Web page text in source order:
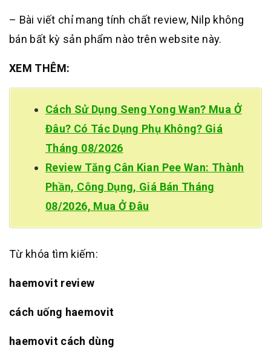
– Bài viết chỉ mang tính chất review, Nilp không
bán bất kỳ sản phẩm nào trên website này.
XEM THÊM:
Cách Sử Dụng Seng Yong Wan? Mua Ở
Đâu? Có Tác Dụng Phụ Không? Giá
Tháng 08/2026
Review Tăng Cân Kian Pee Wan: Thành
Phần, Công Dụng, Giá Bán Tháng
08/2026, Mua Ở Đâu
Từ khóa tìm kiếm:
haemovit review
cách uống haemovit
haemovit cách dùng